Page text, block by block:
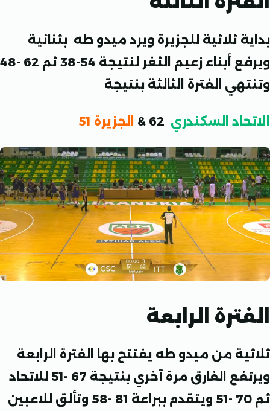
ثلاثية للجزيرة ويرد ميدو طه بثنائية
أبناء زعيم الثغر لنتيجة 54-38
ثم 62 -48
الفترة الثالثة بنتيجة
السكندري62 & الجزيرة 51
الرابعة
من ميدو طه يفتتح بها الفترة الرابعة
الفارق مرة آخري بنتيجة 67 -51 للاتحاد
ثم 70 -51 ويتقدم ببراعة 81 -58 وتألق للاعبين